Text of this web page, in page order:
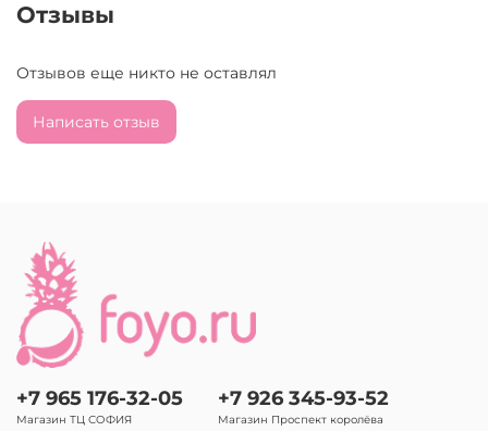
Отзывы
Отзывов еще никто не оставлял
Написать отзыв
+7 965 176-32-05
Магазин ТЦ СОФИЯ
+7 926 345-93-52
Магазин Проспект королёва